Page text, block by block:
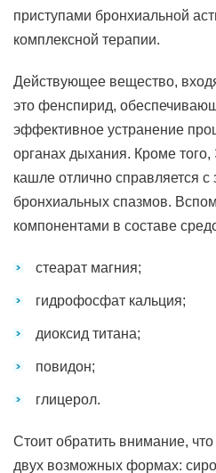
приступами бронхиальной
комплексной терапии.
Действующее вещество,
это фенспирид,
эффективное устранение
органах дыхания. Кроме
кашле отлично справляется
бронхиальных спазмов.
компонентами в составе
стеарат магния;
гидрофосфат кальция;
диоксид титана;
повидон;
глицерол.
Стоит обратить внимание,
двух возможных формах: